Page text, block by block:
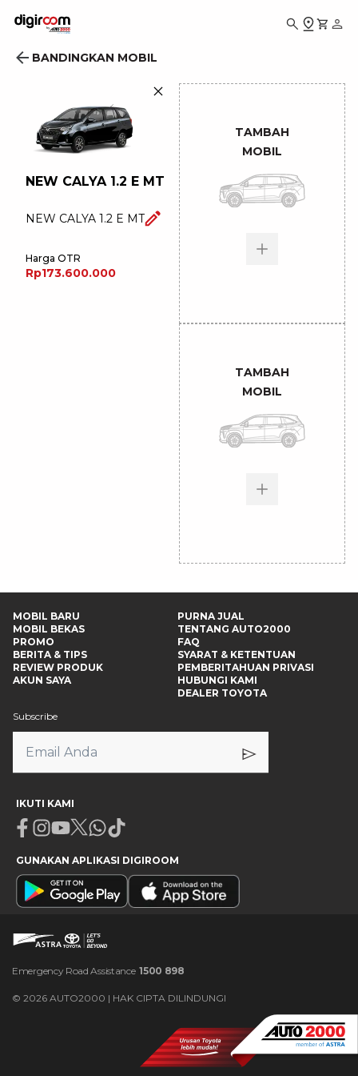
BANDINGKAN MOBIL
NEW CALYA 1.2 E MT
NEW CALYA 1.2 E MT
Harga OTR
Rp173.600.000
TAMBAH
MOBIL
TAMBAH
MOBIL
MOBIL BARU
MOBIL BEKAS
PROMO
BERITA & TIPS
REVIEW PRODUK
AKUN SAYA
PURNA JUAL
TENTANG AUTO2000
FAQ
SYARAT & KETENTUAN
PEMBERITAHUAN PRIVASI
HUBUNGI KAMI
DEALER TOYOTA
Subscribe
IKUTI KAMI
Facebook
Instagram
Youtube
X Whatsapp
Tiktok
GUNAKAN APLIKASI DIGIROOM
Emergency Road Assistance 1500 898
© 2026 AUTO2000 | HAK CIPTA DILINDUNGI